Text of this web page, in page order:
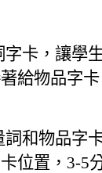
字卡，讓學
給物品字卡
詞和物品字
位置 ， 3-5